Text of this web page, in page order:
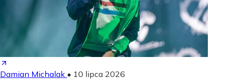
Damian Michalak • 10 lipca 2026